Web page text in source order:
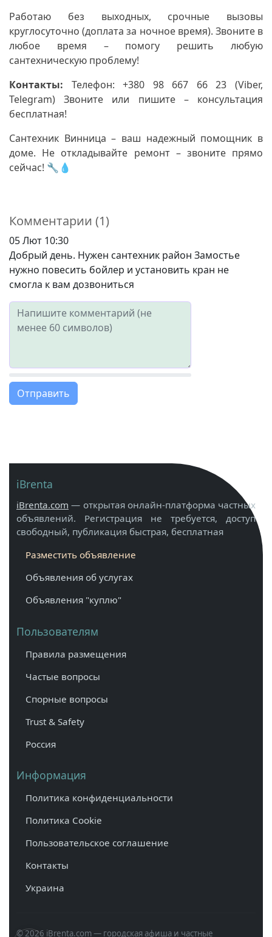
Работаю без выходных, срочные вызовы
круглосуточно (доплата за ночное время). Звоните в
любое время – помогу решить любую
сантехническую проблему!
Контакты: Телефон: +380 98 667 66 23 (Viber,
Telegram) Звоните или пишите – консультация
бесплатная!
Сантехник Винница – ваш надежный помощник в
доме. Не откладывайте ремонт – звоните прямо
сейчас! 🔧💧
Комментарии (1)
05 Лют 10:30
Добрый день. Нужен сантехник район Замостье
нужно повесить бойлер и установить кран не
смогла к вам дозвониться
Отправить
iBrenta
iBrenta.com — открытая онлайн-платформа частных
объявлений. Регистрация не требуется, доступ
свободный, публикация быстрая, бесплатная
Разместить объявление
Объявления об услугах
Объявления "куплю"
Пользователям
Правила размещения
Частые вопросы
Спорные вопросы
Trust & Safety
Россия
Информация
Политика конфиденциальности
Политика Cookie
Пользовательское соглашение
Контакты
Украина
© 2026 iBrenta.com — городская афиша и частные